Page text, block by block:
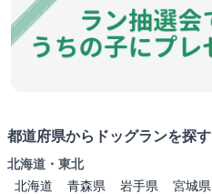
都道府県からドッグランを探す
北海道・東北
北海道
青森県 岩手県 宮城県